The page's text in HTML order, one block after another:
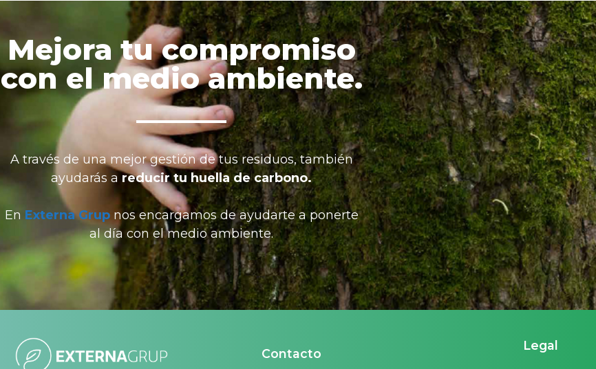
Mejora tu compromiso
con el medio ambiente.
A través de una mejor gestión de tus residuos, también
ayudarás a reducir tu huella de carbono.
En Externa Grupnos encargamos de ayudarte a ponerte
al día con el medio ambiente.
Contacto
Legal